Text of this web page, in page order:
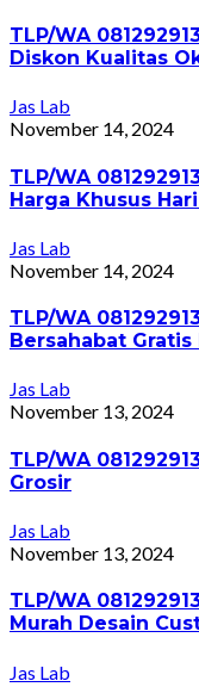
TLP/WA
Diskon Kualitas
Jas Lab
November 14, 2024
TLP/WA
Harga Khusus
Jas Lab
November 14, 2024
TLP/WA
Bersahabat
Jas Lab
November 13, 2024
TLP/WA
Grosir
Jas Lab
November 13, 2024
TLP/WA
Murah Desain
Jas Lab